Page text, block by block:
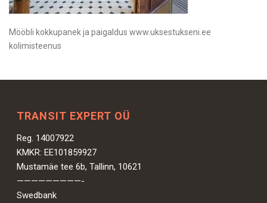
Mööbli kokkupanek ja paigaldus www.uksestukseni.ee
kolimisteenus
TRANSIT EXPERT OÜ
Reg. 14007922
KMKR: EE101859927
Mustamäe tee 6b, Tallinn, 10621
—————————-
Swedbank